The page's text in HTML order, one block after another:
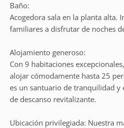
Baño:
Acogedora sala en la planta alta.
familiares a disfrutar de noches
Alojamiento generoso:
Con 9 habitaciones
alojar cómodamente hasta 25
es un santuario de tranquilidad y
de descanso revitalizante.
Ubicación privilegiada: Nuestra